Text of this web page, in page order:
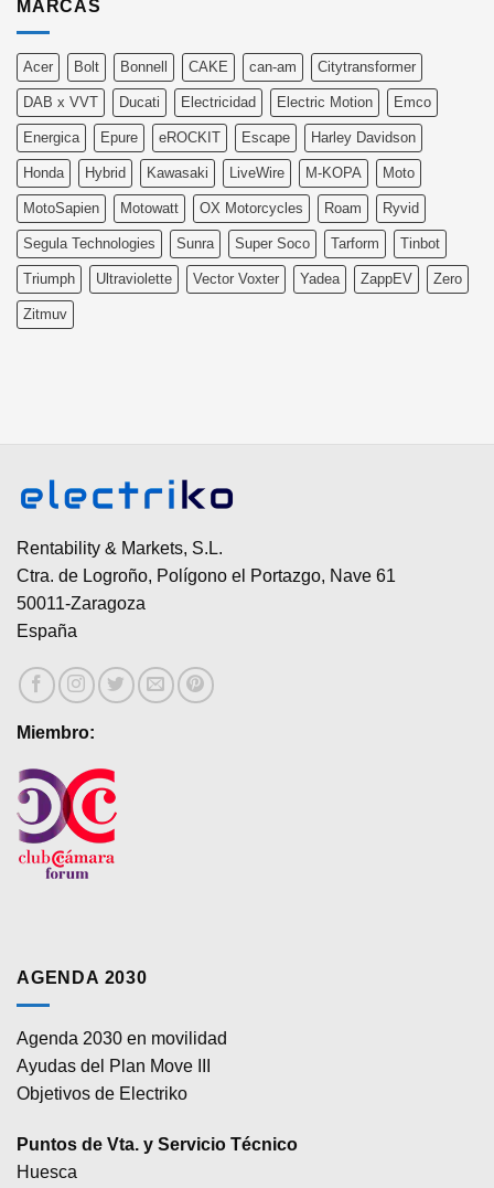
MARCAS
Acer Bolt Bonnell CAKE can-am Citytransformer
DAB x VVT Ducati Electricidad Electric Motion Emco
Energica Epure eROCKIT Escape Harley Davidson
Honda Hybrid Kawasaki LiveWire M-KOPA Moto
MotoSapien Motowatt OX Motorcycles Roam Ryvid
Segula Technologies Sunra Super Soco Tarform Tinbot
Triumph Ultraviolette Vector Voxter Yadea ZappEV Zero
Zitmuv
Rentability & Markets, S.L.
Ctra. de Logroño, Polígono el Portazgo, Nave 61
50011-Zaragoza
España
Miembro:
AGENDA 2030
Agenda 2030 en movilidad
Ayudas del Plan Move III
Objetivos de Electriko
Puntos de Vta. y Servicio Técnico
Huesca